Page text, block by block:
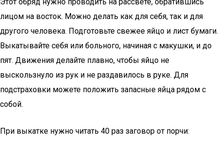
лицом на восток. Можно делать как для себя, так и для
другого человека. Подготовьте свежее яйцо и лист бумаги.
Выкатывайте себя или больного, начиная с макушки, и до
пят. Движения делайте плавно, чтобы яйцо не
выскользнуло из рук и не раздавилось в руке. Для
подстраховки можете положить запасные яйца рядом с
собой.
При выкатке нужно читать 40 раз заговор от порчи: